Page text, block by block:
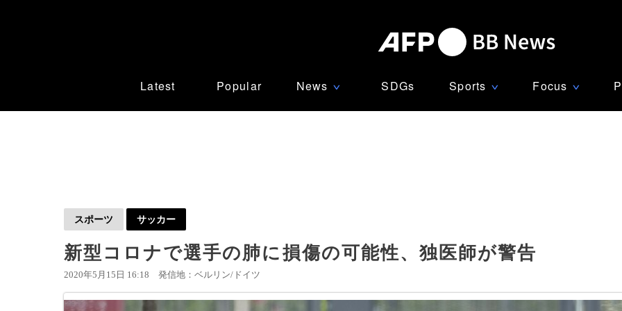
Latest Popular News ∨ SDGs Sports ∨ Focus ∨
スポーツ サッカー
新型コロナで選手の肺に損傷の可能性、独医師が警告
2020年5月15日 16:18 発信地：ベルリン/ドイツ